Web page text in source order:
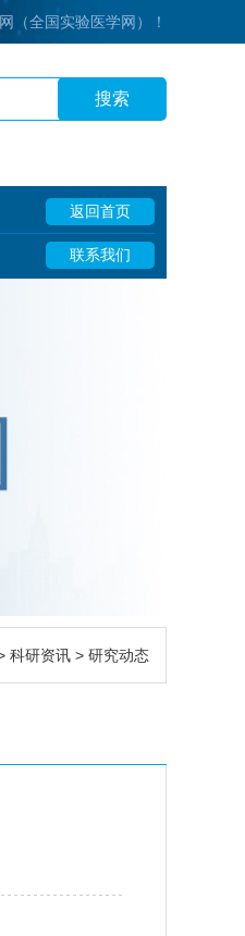
（全国实验医学网）！
搜索
返回首页
联系我们
科研资讯 > 研究动态